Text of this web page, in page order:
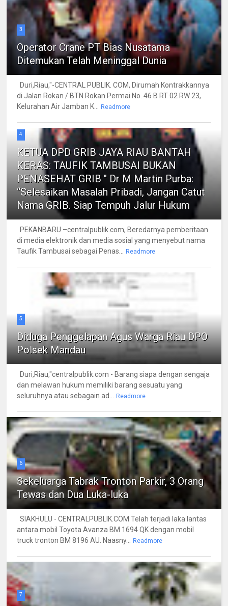
3
Operator Crane PT Bias Nusatama
Ditemukan Telah Meninggal Dunia
Duri,Riau,"-CENTRAL PUBLIK. COM, Dirumah Kontrakkannya
di Jalan Rokan / BTN Rokan Permai No. 46 B RT 02 RW 23,
Kelurahan Air Jamban K... Readmore
4
KETUA DPD GRIB JAYA RIAU BANTAH
KERAS: TAUFIK TAMBUSAI BUKAN
PENASEHAT GRIB " Dr M Martin Purba:
“Selesaikan Masalah Pribadi, Jangan Catut
Nama GRIB. Siap Tempuh Jalur Hukum
PEKANBARU –centralpublik.com, Beredarnya pemberitaan
di media elektronik dan media sosial yang menyebut nama
Taufik Tambusai sebagai Penas... Readmore
5
Diduga Penggelapan Agus Warga Riau DPO
Polsek Mandau
Duri,Riau,"centralpublik.com - Barang siapa dengan sengaja
dan melawan hukum memiliki barang sesuatu yang
seluruhnya atau sebagain ad... Readmore
6
Sekeluarga Tabrak Tronton Parkir, 3 Orang
Tewas dan Dua Luka-luka
SIAKHULU - CENTRALPUBLIK.COM Telah terjadi laka lantas
antara mobil Toyota Avanza BM 1694 QK dengan mobil
truck tronton BM 8196 AU. Naasny... Readmore
7